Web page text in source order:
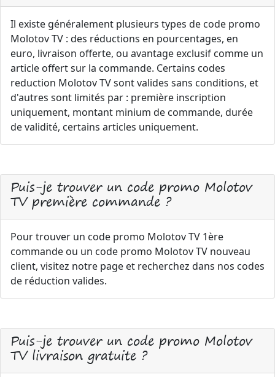
Il existe généralement plusieurs types de code promo
Molotov TV : des réductions en pourcentages, en
euro, livraison offerte, ou avantage exclusif comme un
article offert sur la commande. Certains codes
reduction Molotov TV sont valides sans conditions, et
d'autres sont limités par : première inscription
uniquement, montant minium de commande, durée
de validité, certains articles uniquement.
Puis-je trouver un code promo Molotov
TV première commande ?
Pour trouver un code promo Molotov TV 1ère
commande ou un code promo Molotov TV nouveau
client, visitez notre page et recherchez dans nos codes
de réduction valides.
Puis-je trouver un code promo Molotov
TV livraison gratuite ?